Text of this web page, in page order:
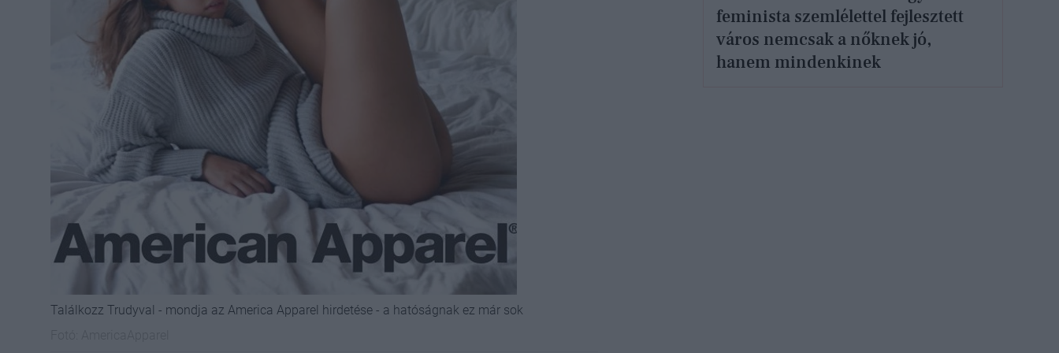
Találkozz Trudyval - mondja az America Apparel hirdetése - a hatóságnak ez már sok
feminista szemlélettel fejlesztett
város nemcsak a nőknek jó,
hanem mindenkinek